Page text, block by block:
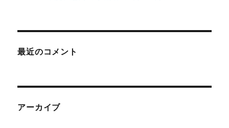
最近のコメント
アーカイブ